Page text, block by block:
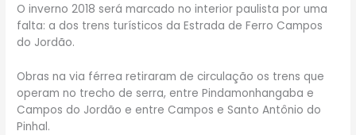
O inverno 2018 será marcado no interior paulista por uma
falta: a dos trens turísticos da Estrada de Ferro Campos
do Jordão.
Obras na via férrea retiraram de circulação os trens que
operam no trecho de serra, entre Pindamonhangaba e
Campos do Jordão e entre Campos e Santo Antônio do
Pinhal.